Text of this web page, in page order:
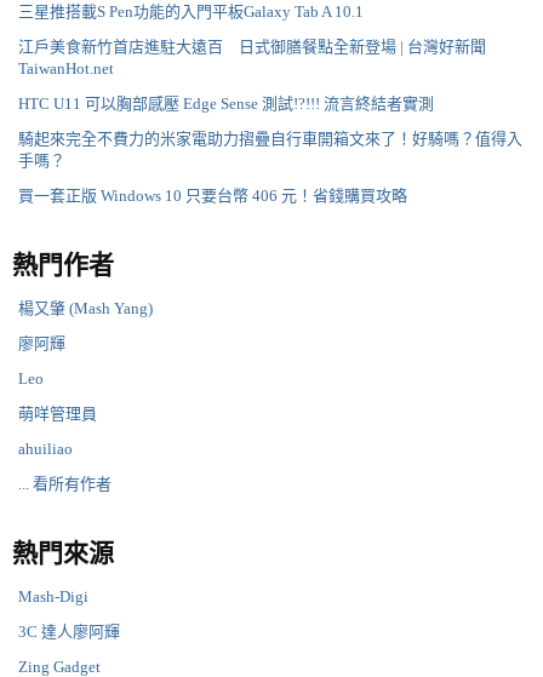
三星推搭載S Pen功能的入門平板Galaxy Tab A 10.1
江戶美食新竹首店進駐大遠百 日式御膳餐點全新登場 | 台灣好新聞
TaiwanHot.net
HTC U11 可以胸部感壓 Edge Sense 測試!?!!! 流言終結者實測
騎起來完全不費力的米家電助力摺疊自行車開箱文來了！好騎嗎？值得入
手嗎？
買一套正版 Windows 10 只要台幣 406 元！省錢購買攻略
熱門作者
楊又肇 (Mash Yang)
廖阿輝
Leo
萌咩管理員
ahuiliao
... 看所有作者
熱門來源
Mash-Digi
3C 達人廖阿輝
Zing Gadget